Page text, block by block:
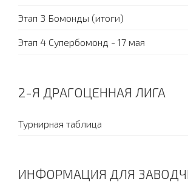
Этап 3 Бомонды (итоги)
Этап 4 Супербомонд - 17 мая
2-Я ДРАГОЦЕННАЯ ЛИГА
Турнирная таблица
ИНФОРМАЦИЯ ДЛЯ